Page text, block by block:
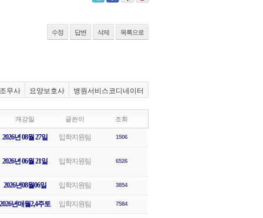
수정 답변 삭제 목록으로
무사 요양보호사 병원서비스코디네이터
개강일 글쓴이 조회
2026년 08월 27일 입학지원팀 1506
2026년 06월 21일 입학지원팀 6526
2026년08월06일 입학지원팀 3854
2026년매월2,4주토 입학지원팀 7584